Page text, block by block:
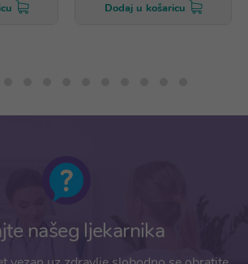
Dodaj u košaricu
našeg ljekarnika